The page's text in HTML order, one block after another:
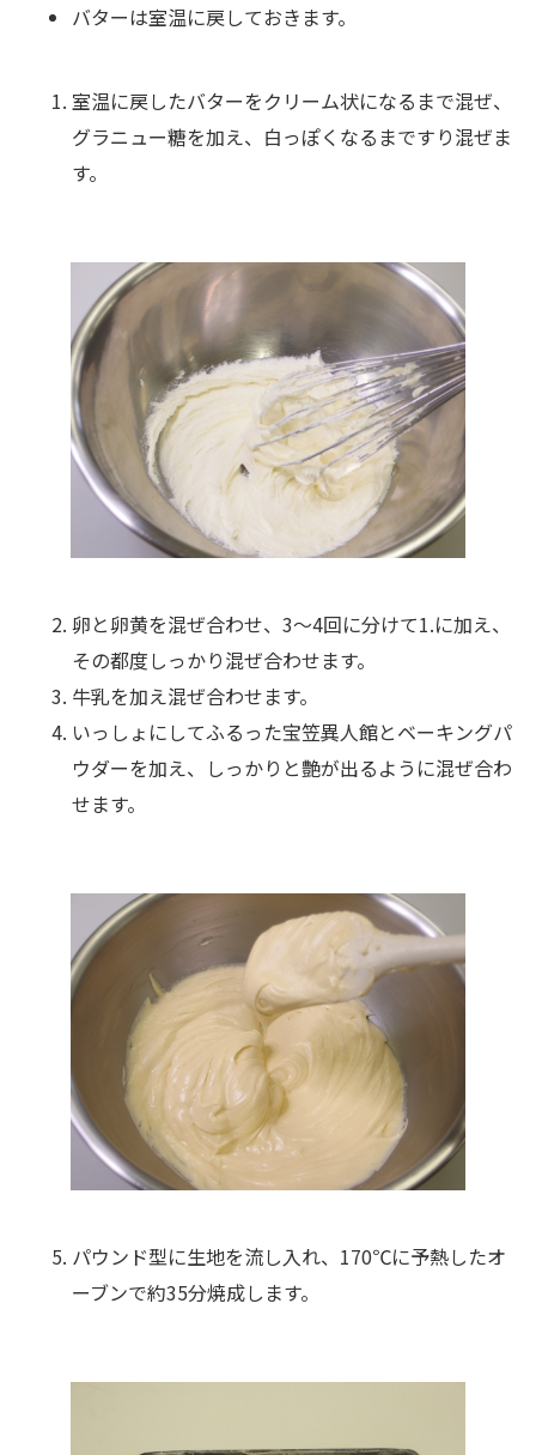
バターは室温に戻しておきます。
室温に戻したバターをクリーム状になるまで混ぜ、
グラニュー糖を加え、白っぽくなるまですり混ぜま
す。
卵と卵黄を混ぜ合わせ、3～4回に分けて1.に加え、
その都度しっかり混ぜ合わせます。
牛乳を加え混ぜ合わせます。
いっしょにしてふるった宝笠異人館とベーキングパ
ウダーを加え、しっかりと艶が出るように混ぜ合わ
せます。
パウンド型に生地を流し入れ、170℃に予熱したオ
ーブンで約35分焼成します。